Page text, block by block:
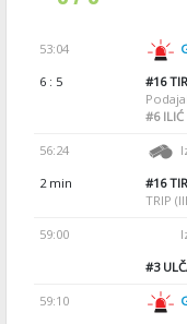
53:04
6 : 5
#16
#6
56:24
2 min
#16
TRIP
59:00
#3
59:10